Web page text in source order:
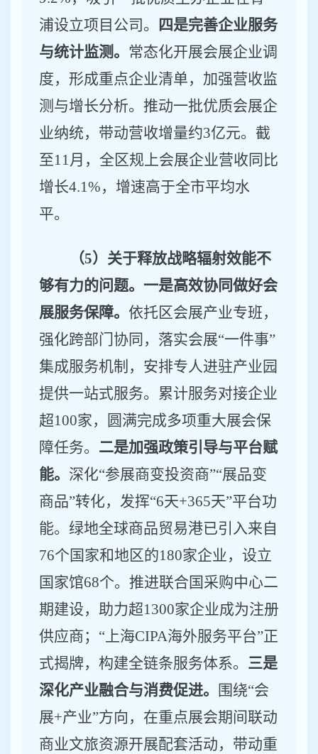
浦设立项目公司。
四是完善企业服务
与统计监测。 常态化开展会展企业调
度，形成重点企业清单，加强营收监
测与增长分析。推动一批优质会展企
业纳统，带动营收增量约3亿元。截
至11月，全区规上会展企业营收同比
增长4.1%，增速高于全市平均水
平。
（5）关于释放战略辐射效能不
够有力的问题。一是高效协同做好会
展服务保障。 依托区会展产业专班，
强化跨部门协同，落实会展“一件事”
集成服务机制，安排专人进驻产业园
提供一站式服务。累计服务对接企业
超100家，圆满完成多项重大展会保
障任务。 二是加强政策引导与平台赋
能。 深化“参展商变投资商”“展品变
商品”转化，发挥“6天+365天”平台功
能。 绿地全球商品贸易港已引入来自
76个国家和地区的180家企业，设立
国家馆68个。推进联合国采购中心二
期建设，助力超1300家企业成为注册
供应商； “ 上海CIPA海外服务平台”正
式揭牌，构建全链条服务体系。 三是
深化产业融合与消费促进。
围绕“会
展+产业”方向，在重点展会期间联动
商业文旅资源开展配套活动，带动重